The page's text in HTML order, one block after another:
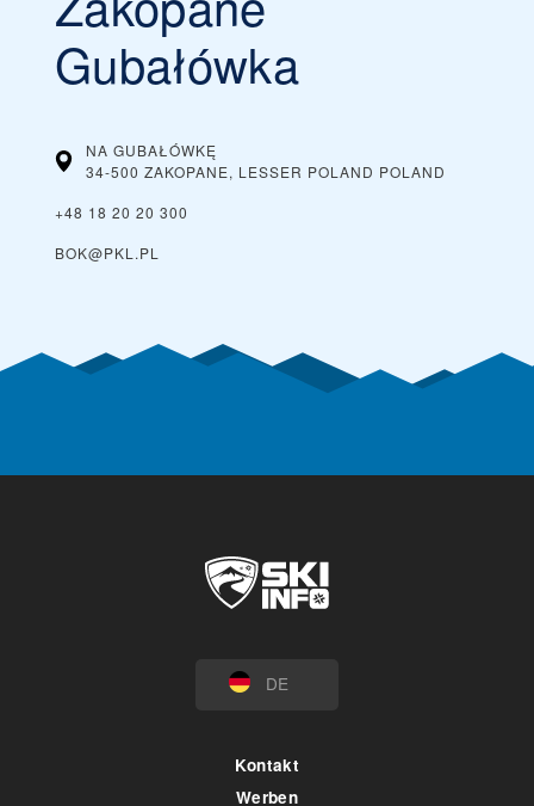
Gubałówka
NA GUBAŁÓWKĘ
34-500 ZAKOPANE, LESSER POLAND POLAND
+48 18 20 20 300
BOK@PKL.PL
DE
Kontakt
Werben